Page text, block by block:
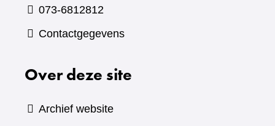
073-6812812
Contactgegevens
Over deze site
Archief website